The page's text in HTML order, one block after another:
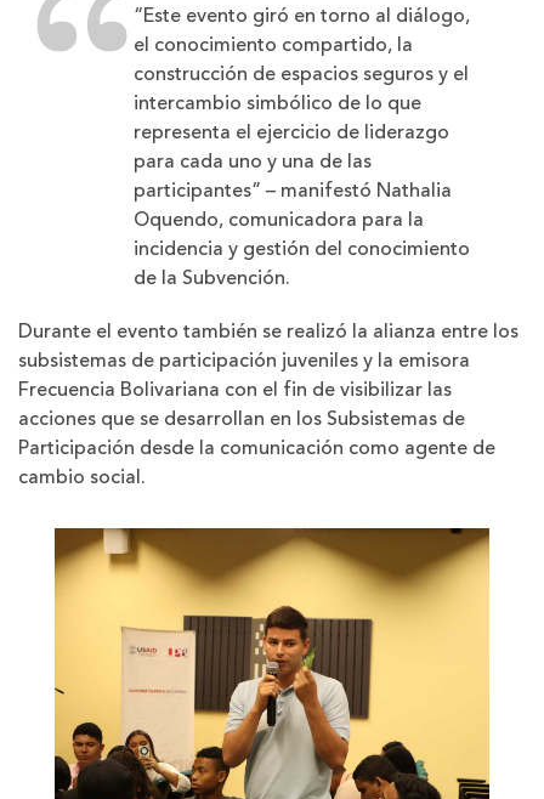
“Este evento giró en torno al diálogo,
el conocimiento compartido, la
construcción de espacios seguros y el
intercambio simbólico de lo que
representa el ejercicio de liderazgo
para cada uno y una de las
participantes” – manifestó Nathalia
Oquendo, comunicadora para la
incidencia y gestión del conocimiento
de la Subvención.
Durante el evento también se realizó la alianza entre los
subsistemas de participación juveniles y la emisora
Frecuencia Bolivariana con el fin de visibilizar las
acciones que se desarrollan en los Subsistemas de
Participación desde la comunicación como agente de
cambio social.